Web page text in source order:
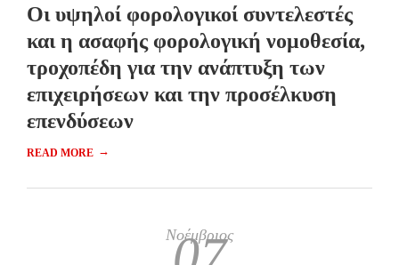
Οι υψηλοί φορολογικοί συντελεστές
και η ασαφής φορολογική νομοθεσία,
τροχοπέδη για την ανάπτυξη των
επιχειρήσεων και την προσέλκυση
επενδύσεων
READ MORE →
Νοέμβριος